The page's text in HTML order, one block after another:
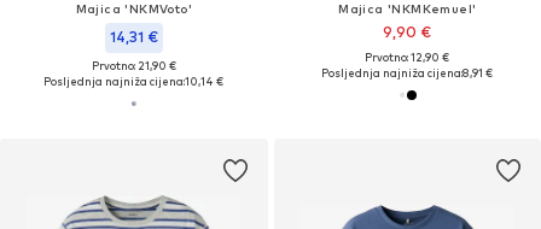
Majica 'NKMVoto'
14,31 €
Prvotno: 21,90 €
Posljednja najniža cijena:10,14 €
Majica 'NKMKemuel'
9,90 €
Prvotno: 12,90 €
Posljednja najniža cijena:8,91 €